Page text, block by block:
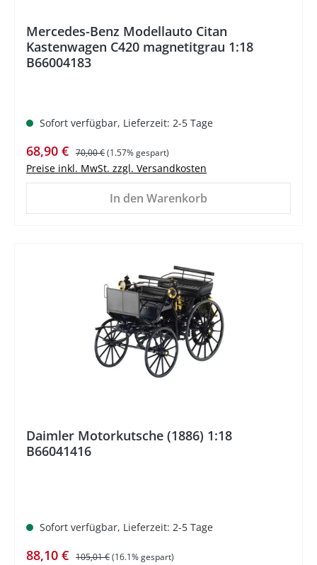
Mercedes-Benz Modellauto Citan
Kastenwagen C420 magnetitgrau 1:18
B66004183
Sofort verfügbar, Lieferzeit: 2-5 Tage
Verkaufspreis:
68,90 € Regulärer Preis:
70,00 €(1.57% gespart)
Preise inkl. MwSt. zzgl. Versandkosten
In den Warenkorb
Daimler Motorkutsche (1886) 1:18
B66041416
Sofort verfügbar, Lieferzeit: 2-5 Tage
Verkaufspreis:
88,10 € Regulärer Preis:
105,01 €(16.1% gespart)